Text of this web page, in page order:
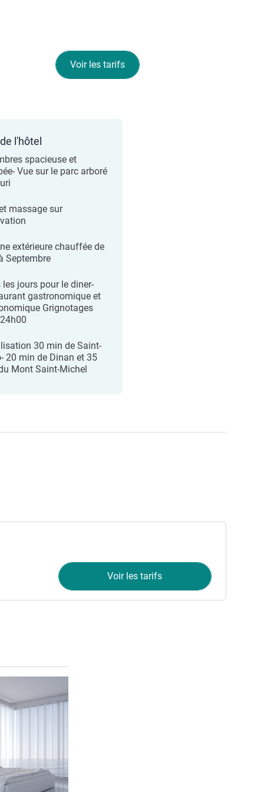
Voir les tarifs
l'hôtel
spacieuse et
Vue sur le parc arboré
massage sur
extérieure chauffée de
Septembre
les jours pour le diner-
gastronomique et
Grignotages
30 min de Saint-
20 min de Dinan et 35
Mont Saint-Michel
Voir les tarifs